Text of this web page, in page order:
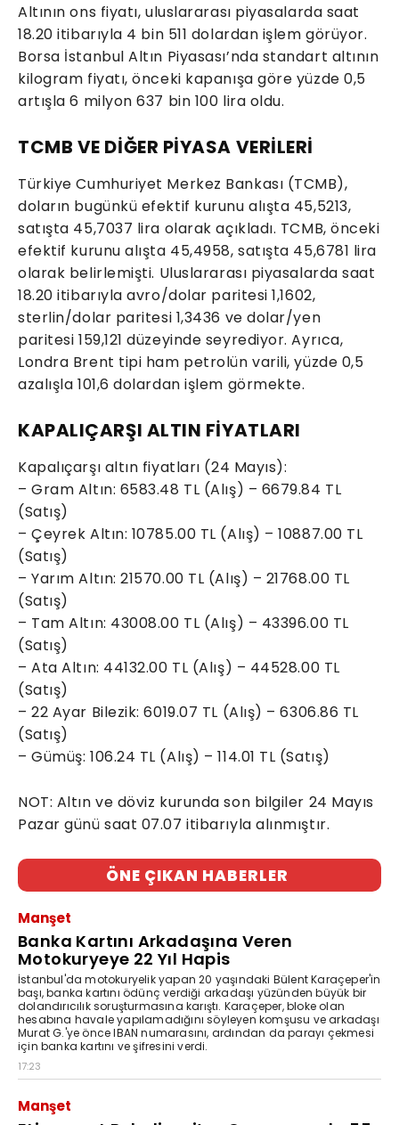
Altının ons fiyatı, uluslararası piyasalarda saat
18.20 itibarıyla 4 bin 511 dolardan işlem görüyor.
Borsa İstanbul Altın Piyasası’nda standart altının
kilogram fiyatı, önceki kapanışa göre yüzde 0,5
artışla 6 milyon 637 bin 100 lira oldu.
TCMB VE DİĞER PİYASA VERİLERİ
Türkiye Cumhuriyet Merkez Bankası (TCMB),
doların bugünkü efektif kurunu alışta 45,5213,
satışta 45,7037 lira olarak açıkladı. TCMB, önceki
efektif kurunu alışta 45,4958, satışta 45,6781 lira
olarak belirlemişti. Uluslararası piyasalarda saat
18.20 itibarıyla avro/dolar paritesi 1,1602,
sterlin/dolar paritesi 1,3436 ve dolar/yen
paritesi 159,121 düzeyinde seyrediyor. Ayrıca,
Londra Brent tipi ham petrolün varili, yüzde 0,5
azalışla 101,6 dolardan işlem görmekte.
KAPALIÇARŞI ALTIN FİYATLARI
Kapalıçarşı altın fiyatları (24 Mayıs):
– Gram Altın: 6583.48 TL (Alış) – 6679.84 TL
(Satış)
– Çeyrek Altın: 10785.00 TL (Alış) – 10887.00 TL
(Satış)
– Yarım Altın: 21570.00 TL (Alış) – 21768.00 TL
(Satış)
– Tam Altın: 43008.00 TL (Alış) – 43396.00 TL
(Satış)
– Ata Altın: 44132.00 TL (Alış) – 44528.00 TL
(Satış)
– 22 Ayar Bilezik: 6019.07 TL (Alış) – 6306.86 TL
(Satış)
– Gümüş: 106.24 TL (Alış) – 114.01 TL (Satış)
NOT: Altın ve döviz kurunda son bilgiler 24 Mayıs
Pazar günü saat 07.07 itibarıyla alınmıştır.
ÖNE ÇIKAN HABERLER
Manşet
Banka Kartını Arkadaşına Veren
Motokuryeye 22 Yıl Hapis
İstanbul'da motokuryelik yapan 20 yaşındaki Bülent Karaçeper'in
başı, banka kartını ödünç verdiği arkadaşı yüzünden büyük bir
dolandırıcılık soruşturmasına karıştı. Karaçeper, bloke olan
hesabına havale yapılamadığını söyleyen komşusu ve arkadaşı
Murat G.'ye önce IBAN numarasını, ardından da parayı çekmesi
için banka kartını ve şifresini verdi.
17:23
Manşet